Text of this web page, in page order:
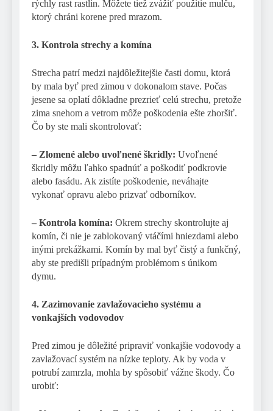
rýchly rast rastlín. Môžete tiež zvážiť použitie mulču,
ktorý chráni korene pred mrazom.
3. Kontrola strechy a komína
Strecha patrí medzi najdôležitejšie časti domu, ktorá
by mala byť pred zimou v dokonalom stave. Počas
jesene sa oplatí dôkladne prezrieť celú strechu, pretože
zima snehom a vetrom môže poškodenia ešte zhoršiť.
Čo by ste mali skontrolovať:
– Zlomené alebo uvoľnené škridly: Uvoľnené
škridly môžu ľahko spadnúť a poškodiť podkrovie
alebo fasádu. Ak zistíte poškodenie, neváhajte
vykonať opravu alebo prizvať odborníkov.
– Kontrola komína: Okrem strechy skontrolujte aj
komín, či nie je zablokovaný vtáčími hniezdami alebo
inými prekážkami. Komín by mal byť čistý a funkčný,
aby ste predišli prípadným problémom s únikom
dymu.
4. Zazimovanie zavlažovacieho systému a
vonkajších vodovodov
Pred zimou je dôležité pripraviť vonkajšie vodovody a
zavlažovací systém na nízke teploty. Ak by voda v
potrubí zamrzla, mohla by spôsobiť vážne škody. Čo
urobiť: